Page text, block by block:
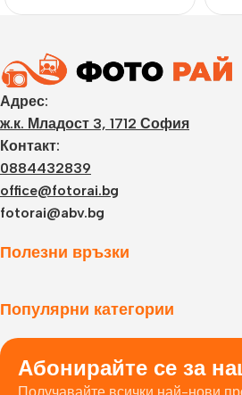
Адрес:
ж.к. Младост 3, 1712 София
Контакт:
0884432839
office@fotorai.bg
fotorai@abv.bg
Полезни връзки
Популярни категории
Абонирайте се за